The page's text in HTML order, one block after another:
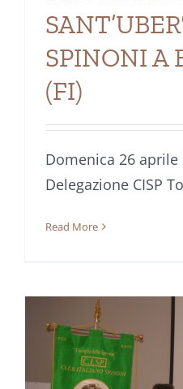
SPINONI A
(FI)
Domenica 26 aprile
Delegazione CISP
Read More